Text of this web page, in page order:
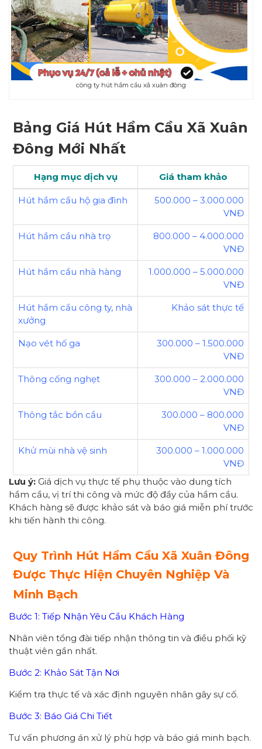
công ty hút hầm cầu xã xuân đông
Bảng Giá Hút Hầm Cầu Xã Xuân
Đông Mới Nhất
Hạng mục dịch vụ Giá tham khảo
Hút hầm cầu hộ gia đình
500.000 – 3.000.000
VNĐ
Hút hầm cầu nhà trọ
800.000 – 4.000.000
VNĐ
Hút hầm cầu nhà hàng
1.000.000 – 5.000.000
VNĐ
Hút hầm cầu công ty, nhà
xưởng
Khảo sát thực tế
Nạo vét hố ga
300.000 – 1.500.000
VNĐ
Thông cống nghẹt
300.000 – 2.000.000
VNĐ
Thông tắc bồn cầu
300.000 – 800.000
VNĐ
Khử mùi nhà vệ sinh
300.000 – 1.000.000
VNĐ
Lưu ý: Giá dịch vụ thực tế phụ thuộc vào dung tích
hầm cầu, vị trí thi công và mức độ đầy của hầm cầu.
Khách hàng sẽ được khảo sát và báo giá miễn phí trước
khi tiến hành thi công.
Quy Trình Hút Hầm Cầu Xã Xuân Đông
Được Thực Hiện Chuyên Nghiệp Và
Minh Bạch
Bước 1: Tiếp Nhận Yêu Cầu Khách Hàng
Nhân viên tổng đài tiếp nhận thông tin và điều phối kỹ
thuật viên gần nhất.
Bước 2: Khảo Sát Tận Nơi
Kiểm tra thực tế và xác định nguyên nhân gây sự cố.
Bước 3: Báo Giá Chi Tiết
Tư vấn phương án xử lý phù hợp và báo giá minh bạch.